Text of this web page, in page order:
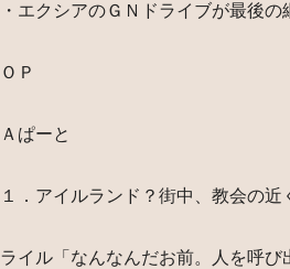
・エクシアのＧＮドライブが最後の
ＯＰ
Ａぱーと
１．アイルランド？街中、教会の
ライル「なんなんだお前。人を呼